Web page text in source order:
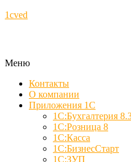
1cved
Меню
Контакты
О компании
Приложения 1С
1С:Бухгалтерия
1С:Розница 8
1С:Касса
1С:БизнесСтарт
1С:ЗУП